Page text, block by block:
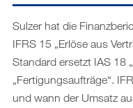
Sulzer hat die
IFRS 15 „Erlöse aus
Standard ersetzt IAS 18
„Fertigungsaufträge“.
und wann der Umsatz